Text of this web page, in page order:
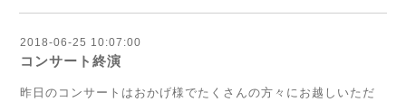
2018-06-25 10:07:00
コンサート終演
昨日のコンサートはおかげ様でたくさんの方々にお越しいただ